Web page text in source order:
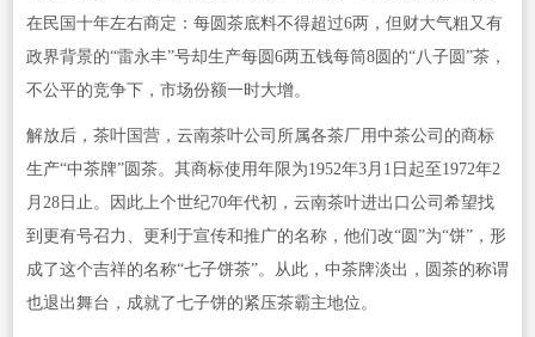
在民国十年左右商定：每圆茶底料不得超过6两，但财大气粗又有
政界背景的“雷永丰”号却生产每圆6两五钱每筒8圆的“八子圆”茶，
不公平的竞争下，市场份额一时大增。
解放后，茶叶国营，云南茶叶公司所属各茶厂用中茶公司的商标
生产“中茶牌”圆茶。其商标使用年限为1952年3月1日起至1972年2
月28日止。因此上个世纪70年代初，云南茶叶进出口公司希望找
到更有号召力、更利于宣传和推广的名称，他们改“圆”为“饼”，形
成了这个吉祥的名称“七子饼茶”。从此，中茶牌淡出，圆茶的称谓
也退出舞台，成就了七子饼的紧压茶霸主地位。